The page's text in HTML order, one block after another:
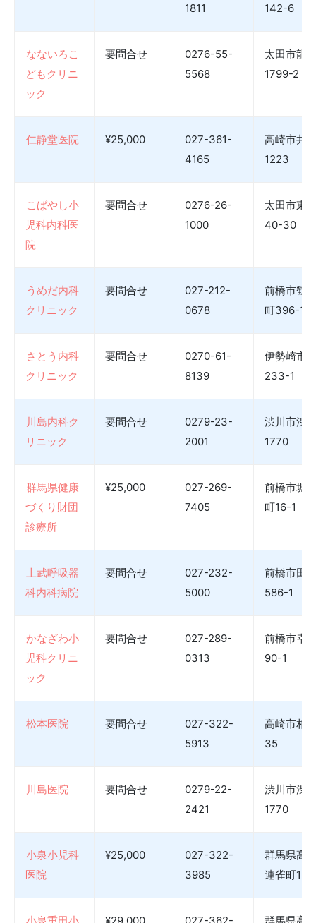
1811
142-6
なないろこ
どもクリニ
ック
要問合せ
0276-55-
5568
太田市龍
1799-2
仁静堂医院 ¥25,000
027-361-
4165
高崎市井
1223
こばやし小
児科内科医
院
要問合せ
0276-26-
1000
太田市東
40-30
うめだ内科
クリニック
要問合せ
027-212-
0678
前橋市鶴
町396-1
さとう内科
クリニック
要問合せ
0270-61-
8139
伊勢崎市
233-1
川島内科ク
リニック
要問合せ
0279-23-
2001
渋川市渋
1770
群馬県健康
づくり財団
診療所
¥25,000
027-269-
7405
前橋市堀
町16-1
上武呼吸器
科内科病院
要問合せ
027-232-
5000
前橋市田
586-1
かなざわ小
児科クリニ
ック
要問合せ
027-289-
0313
前橋市幸
90-1
松本医院 要問合せ
027-322-
5913
高崎市相
35
川島医院 要問合せ
0279-22-
2421
渋川市渋
1770
小泉小児科
医院
¥25,000
027-322-
3985
群馬県高
連雀町127